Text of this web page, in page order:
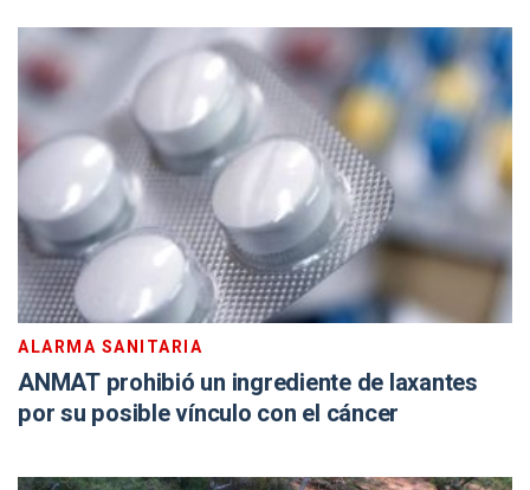
ALARMA SANITARIA
ANMAT prohibió un ingrediente de laxantes
por su posible vínculo con el cáncer